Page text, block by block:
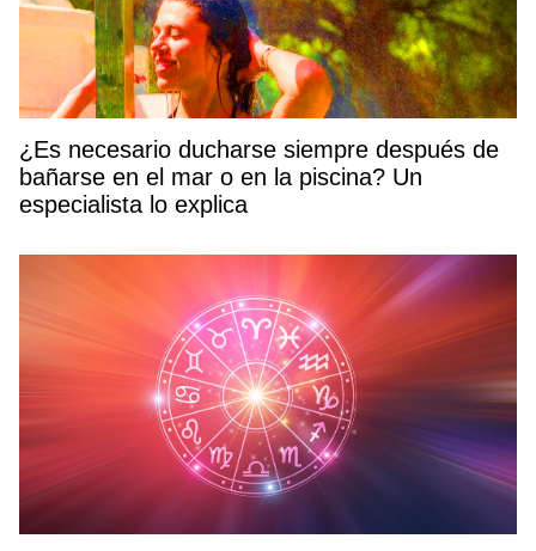
¿Es necesario ducharse siempre después de
bañarse en el mar o en la piscina? Un
especialista lo explica